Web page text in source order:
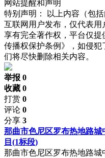
网站提醒和声明
特别声明：
以上内容（包
互联网用户发布，仅代表
享有完全著作权，平台仅
传播权保护条例》，如侵犯
们将尽快删除相关内容。
举报 0
收藏 0
打赏 0
评论 0
分享 3
那曲市色尼区罗布热地路
目(1标段)
那曲市色尼区罗布热地路城